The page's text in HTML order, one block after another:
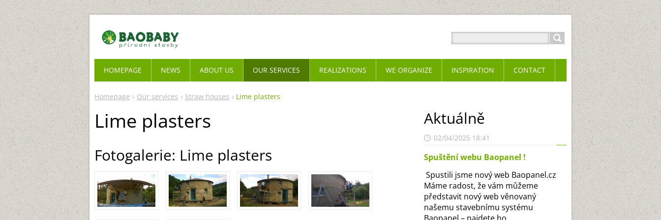
Homepage Our services Straw houses Lime plasters
Lime plasters
Fotogalerie: Lime plasters
Aktuálně
02/04/2025 18:41
Spuštění webu Baopanel !
Spustili jsme nový web Baopanel.cz
Máme radost, že vám můžeme
představit nový web věnovaný
našemu stavebnímu systému
HOMEPAGE NEWS ABOUT US OUR SERVICES REALIZATIONS WE ORGANIZE INSPIRATION CONTACT